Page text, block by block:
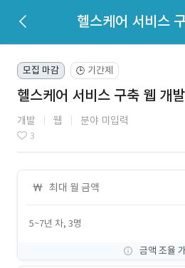
헬스케어 서비스
모집 마감 🕒 기간제
헬스케어 서비스 구축 웹 개발
개발 웹 분야 미입력
3
최대 월 금액
5~7년 차, 3명
금액 조율